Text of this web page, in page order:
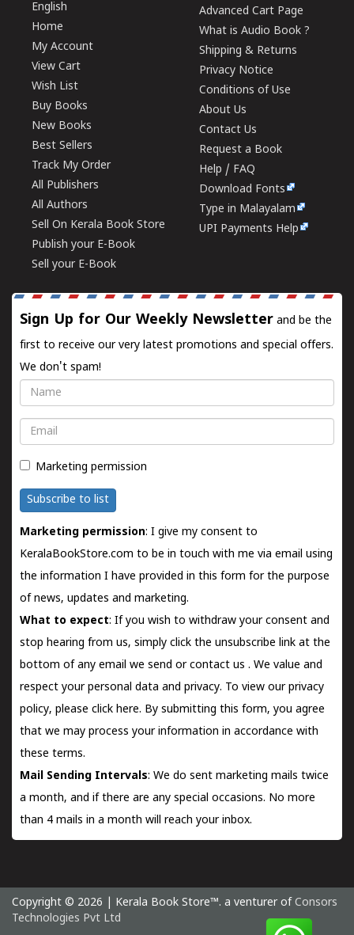
English
Home
My Account
View Cart
Wish List
Buy Books
New Books
Best Sellers
Track My Order
All Publishers
All Authors
Sell On Kerala Book Store
Publish your E-Book
Sell your E-Book
Advanced Cart Page
What is Audio Book ?
Shipping & Returns
Privacy Notice
Conditions of Use
About Us
Contact Us
Request a Book
Help / FAQ
Download Fonts
Type in Malayalam
UPI Payments Help
Sign Up for Our Weekly Newsletter and be the
first to receive our very latest promotions and special offers.
We don't spam!
Name
Email
Marketing permission
Subscribe to list
Marketing permission: I give my consent to
KeralaBookStore.com to be in touch with me via email using
the information I have provided in this form for the purpose
of news, updates and marketing.
What to expect: If you wish to withdraw your consent and
stop hearing from us, simply click the unsubscribe link at the
bottom of any email we send orcontact us . We value and
respect your personal data and privacy. To view our privacy
policy, please click here. By submitting this form, you agree
that we may process your information in accordance with
these terms.
Mail Sending Intervals: We do sent marketing mails twice
a month, and if there are any special occasions. No more
than 4 mails in a month will reach your inbox.
Copyright © 2026 | Kerala Book Store™. a venturer of Consors
Technologies Pvt Ltd